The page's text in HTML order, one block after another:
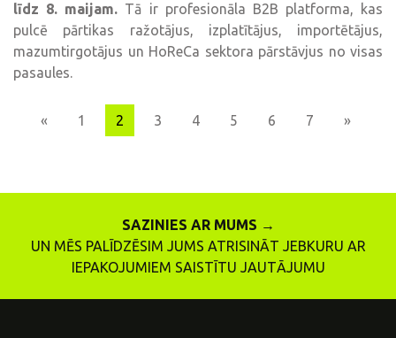
līdz 8. maijam. Tā ir profesionāla B2B platforma, kas
pulcē pārtikas ražotājus, izplatītājus, importētājus,
mazumtirgotājus un HoReCa sektora pārstāvjus no visas
pasaules.
« Previous
1 2 3 4 5 6 7 »Next
SAZINIES AR MUMS →
UN MĒS PALĪDZĒSIM JUMS ATRISINĀT JEBKURU AR
IEPAKOJUMIEM SAISTĪTU JAUTĀJUMU